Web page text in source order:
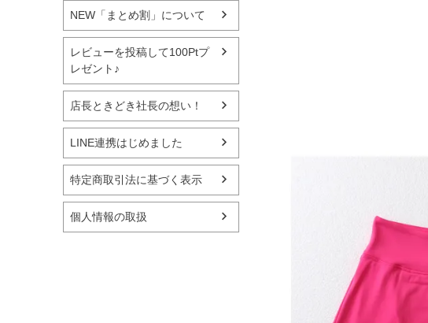
NEW「まとめ割」について
レビューを投稿して100Ptプ
レゼント♪
店長ときどき社長の想い！
LINE連携はじめました
特定商取引法に基づく表示
個人情報の取扱